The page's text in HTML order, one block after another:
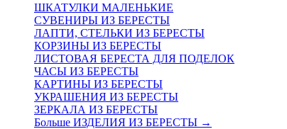
ШКАТУЛКИ МАЛЕНЬКИЕ
СУВЕНИРЫ ИЗ БЕРЕСТЫ
ЛАПТИ, СТЕЛЬКИ ИЗ БЕРЕСТЫ
КОРЗИНЫ ИЗ БЕРЕСТЫ
ЛИСТОВАЯ БЕРЕСТА ДЛЯ ПОДЕЛОК
ЧАСЫ ИЗ БЕРЕСТЫ
КАРТИНЫ ИЗ БЕРЕСТЫ
УКРАШЕНИЯ ИЗ БЕРЕСТЫ
ЗЕРКАЛА ИЗ БЕРЕСТЫ
Больше ИЗДЕЛИЯ ИЗ БЕРЕСТЫ →